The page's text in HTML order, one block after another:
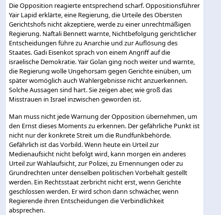
Die Opposition reagierte entsprechend scharf. Oppositionsführer
Yair Lapid erklärte, eine Regierung, die Urteile des Obersten
Gerichtshofs nicht akzeptiere, werde zu einer unrechtmäßigen
Regierung. Naftali Bennett warnte, Nichtbefolgung gerichtlicher
Entscheidungen führe zu Anarchie und zur Auflösung des
Staates. Gadi Eisenkot sprach von einem Angriff auf die
israelische Demokratie. Yair Golan ging noch weiter und warnte,
die Regierung wolle Ungehorsam gegen Gerichte einüben, um
später womöglich auch Wahlergebnisse nicht anzuerkennen.
Solche Aussagen sind hart. Sie zeigen aber, wie groß das
Misstrauen in Israel inzwischen geworden ist.
Man muss nicht jede Warnung der Opposition übernehmen, um
den Ernst dieses Moments zu erkennen. Der gefährliche Punkt ist
nicht nur der konkrete Streit um die Rundfunkbehörde.
Gefährlich ist das Vorbild. Wenn heute ein Urteil zur
Medienaufsicht nicht befolgt wird, kann morgen ein anderes
Urteil zur Wahlaufsicht, zur Polizei, zu Ernennungen oder zu
Grundrechten unter denselben politischen Vorbehalt gestellt
werden. Ein Rechtsstaat zerbricht nicht erst, wenn Gerichte
geschlossen werden. Er wird schon dann schwächer, wenn
Regierende ihren Entscheidungen die Verbindlichkeit
absprechen.